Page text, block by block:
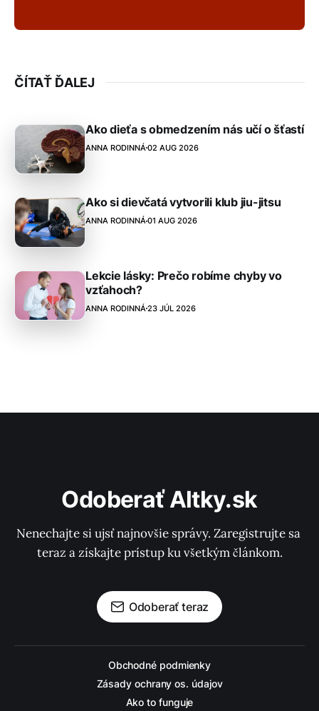
ČÍTAŤ ĎALEJ
Ako dieťa s obmedzením nás učí o šťastí
ANNA RODINNÁ 02 AUG 2026
Ako si dievčatá vytvorili klub jiu-jitsu
ANNA RODINNÁ01 AUG 2026
Lekcie lásky: Prečo robíme chyby vo
vzťahoch?
ANNA RODINNÁ 23 JÚL 2026
Odoberať Altky.sk
Nenechajte si ujsť najnovšie správy. Zaregistrujte sa
teraz a získajte prístup ku všetkým článkom.
Odoberať teraz
Obchodné podmienky
Zásady ochrany os. údajov
Ako to funguje